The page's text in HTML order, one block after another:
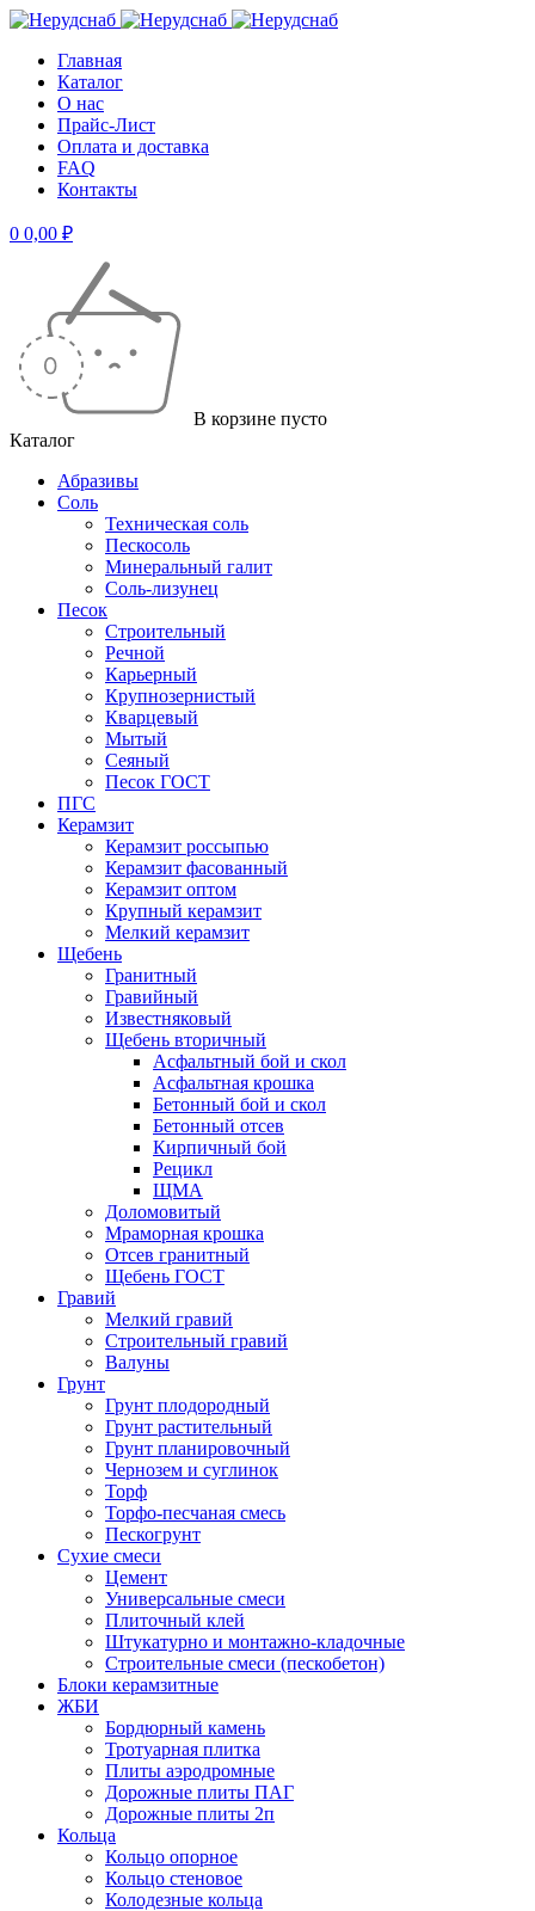
Главная
Каталог
О нас
Прайс-Лист
Оплата и доставка
FAQ
Контакты
0 0,00 ₽
В корзине пусто
Каталог
Абразивы
Соль
Техническая соль
Пескосоль
Минеральный галит
Соль-лизунец
Песок
Строительный
Речной
Карьерный
Крупнозернистый
Кварцевый
Мытый
Сеяный
Песок ГОСТ
ПГС
Керамзит
Керамзит россыпью
Керамзит фасованный
Керамзит оптом
Крупный керамзит
Мелкий керамзит
Щебень
Гранитный
Гравийный
Известняковый
Щебень вторичный
Асфальтный бой и скол
Асфальтная крошка
Бетонный бой и скол
Бетонный отсев
Кирпичный бой
Рецикл
ЩМА
Доломовитый
Мраморная крошка
Отсев гранитный
Щебень ГОСТ
Гравий
Мелкий гравий
Строительный гравий
Валуны
Грунт
Грунт плодородный
Грунт растительный
Грунт планировочный
Чернозем и суглинок
Торф
Торфо-песчаная смесь
Пескогрунт
Сухие смеси
Цемент
Универсальные смеси
Плиточный клей
Штукатурно и монтажно-кладочные
Строительные смеси (пескобетон)
Блоки керамзитные
ЖБИ
Бордюрный камень
Тротуарная плитка
Плиты аэродромные
Дорожные плиты ПАГ
Дорожные плиты 2п
Кольца
Кольцо опорное
Кольцо стеновое
Колодезные кольца